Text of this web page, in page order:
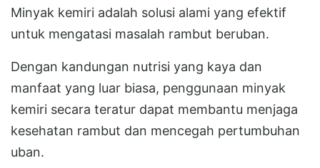
Minyak kemiri adalah solusi alami yang efektif
untuk mengatasi masalah rambut beruban.
Dengan kandungan nutrisi yang kaya dan
manfaat yang luar biasa, penggunaan minyak
kemiri secara teratur dapat membantu menjaga
kesehatan rambut dan mencegah pertumbuhan
uban.